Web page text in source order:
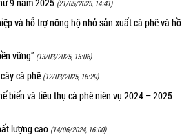
(21/05/2025, 14:41)
và hỗ trợ nông hộ nhỏ sản xuất cà phê và hồ
vững” (13/03/2025, 15:06)
cà phê (12/03/2025, 16:29)
biến và tiêu thụ cà phê niên vụ 2024 – 2025
lượng cao (14/06/2024, 16:00)